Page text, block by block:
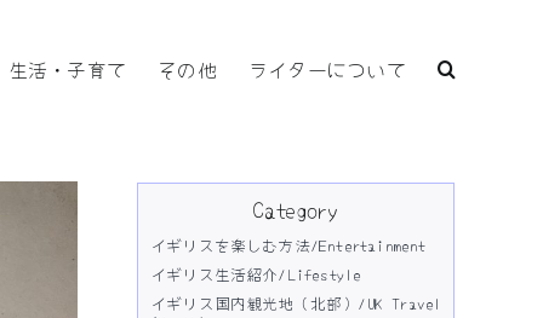
生活・子育て その他 ライターについて
Category
イギリスを楽しむ方法/Entertainment
イギリス生活紹介/Lifestyle
イギリス国内観光地（北部）/UK Travel